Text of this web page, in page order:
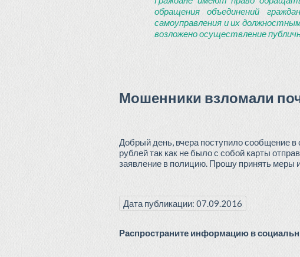
обращения объединений
самоуправления и их
возложено осуществление
Мошенники взломали
Добрый день, вчера поступило сообщение в
рублей так как не было с собой карты
заявление в полицию. Прошу принять меры
Дата публикации: 07.09.2016
Распространите информацию в